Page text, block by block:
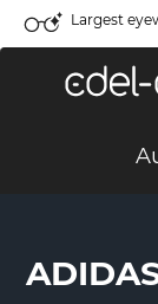
Largest